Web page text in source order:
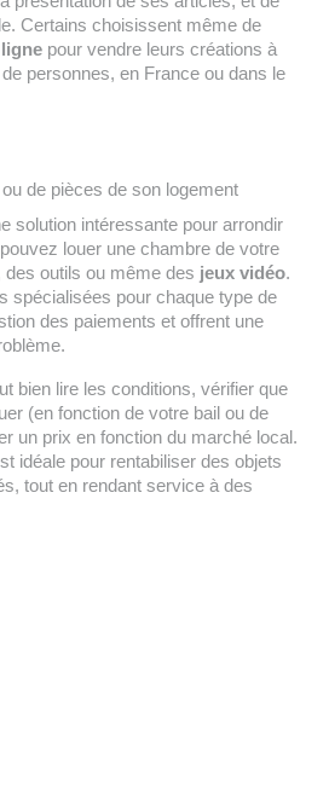
Certains choisissent même de
pour vendre leurs créations à
de personnes, en France ou dans le
de pièces de son logement
solution intéressante pour arrondir
louer une chambre de votre
des outils ou même des jeux vidéo.
spécialisées pour chaque type de
des paiements et offrent une
bien lire les conditions, vérifier que
(en fonction de votre bail ou de
un prix en fonction du marché local.
idéale pour rentabiliser des objets
tout en rendant service à des